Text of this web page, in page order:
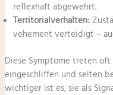
reflexhaft abgewehrt.
Territorialverhalten:
vehement verteidigt –
Diese Symptome treten
eingeschliffen und selten
wichtiger ist es, sie als